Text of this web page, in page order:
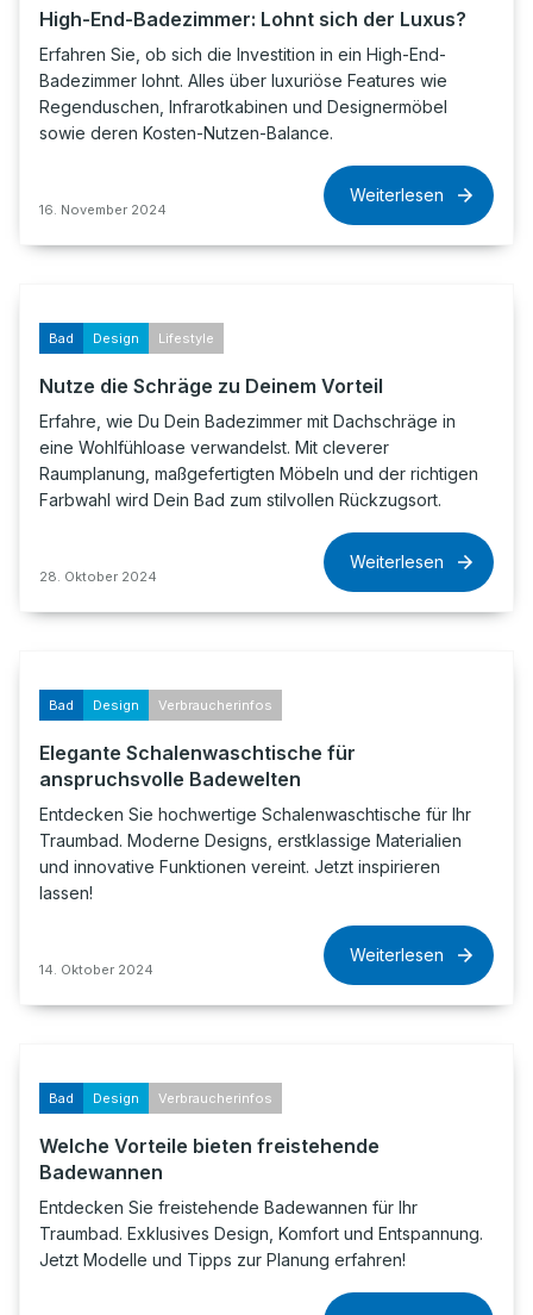
High-End-Badezimmer: Lohnt sich der Luxus?
Erfahren Sie, ob sich die Investition in ein High-End-
Badezimmer lohnt. Alles über luxuriöse Features wie
Regenduschen, Infrarotkabinen und Designermöbel
sowie deren Kosten-Nutzen-Balance.
16. November 2024
Weiterlesen
Bad Design Lifestyle
Nutze die Schräge zu Deinem Vorteil
Erfahre, wie Du Dein Badezimmer mit Dachschräge in
eine Wohlfühloase verwandelst. Mit cleverer
Raumplanung, maßgefertigten Möbeln und der richtigen
Farbwahl wird Dein Bad zum stilvollen Rückzugsort.
28. Oktober 2024
Weiterlesen
Bad Design Verbraucherinfos
Elegante Schalenwaschtische für
anspruchsvolle Badewelten
Entdecken Sie hochwertige Schalenwaschtische für Ihr
Traumbad. Moderne Designs, erstklassige Materialien
und innovative Funktionen vereint. Jetzt inspirieren
lassen!
14. Oktober 2024
Weiterlesen
Bad Design Verbraucherinfos
Welche Vorteile bieten freistehende
Badewannen
Entdecken Sie freistehende Badewannen für Ihr
Traumbad. Exklusives Design, Komfort und Entspannung.
Jetzt Modelle und Tipps zur Planung erfahren!